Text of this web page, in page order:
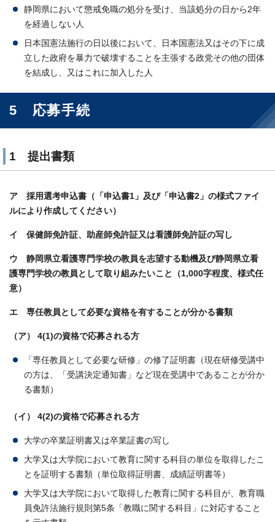
静岡県において懲戒免職の処分を受け、当該処分の日から2年
を経過しない人
日本国憲法施行の日以後において、日本国憲法又はその下に成
立した政府を暴力で破壊することを主張する政党その他の団体
を結成し、又はこれに加入した人
5 応募手続
1 提出書類
ア 採用選考申込書（「申込書1」及び「申込書2」の様式ファイ
ルにより作成してください）
イ 保健師免許証、助産師免許証又は看護師免許証の写し
ウ 静岡県立看護専門学校の教員を志望する動機及び静岡県立看
護専門学校の教員として取り組みたいこと（1,000字程度、様式任
意）
エ 専任教員として必要な資格を有することが分かる書類
（ア） 4(1)の資格で応募される方
「専任教員として必要な研修」の修了証明書（現在研修受講中
の方は、「受講決定通知書」など現在受講中であることが分か
る書類）
（イ） 4(2)の資格で応募される方
大学の卒業証明書又は卒業証書の写し
大学又は大学院において教育に関する科目の単位を取得したこ
とを証明する書類（単位取得証明書、成績証明書等）
大学又は大学院において取得した教育に関する科目が、教育職
員免許法施行規則第5条「教職に関する科目」に対応すること